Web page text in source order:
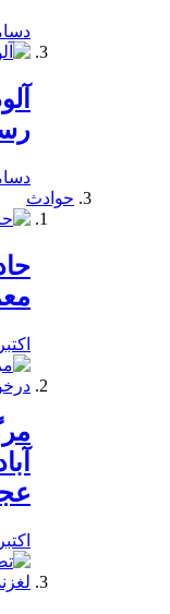
دسامبر
دسامبر
حوادث
اکتبر 22, 2019
اکتبر 21, 2019